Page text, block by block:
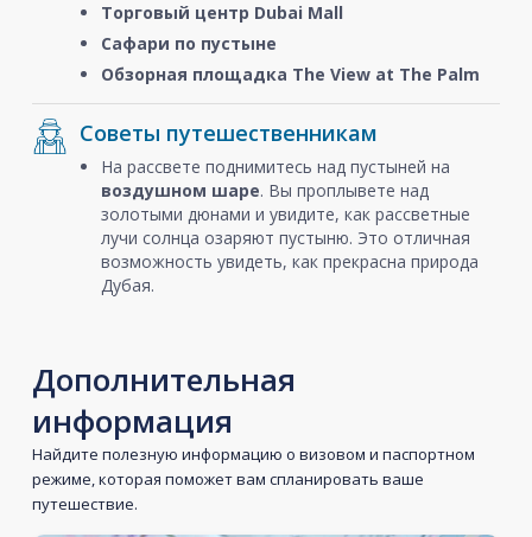
Торговый центр Dubai Mall
Сафари по пустыне
Обзорная площадка The View at The Palm
Советы путешественникам
На рассвете поднимитесь над пустыней на
воздушном шаре. Вы проплывете над
золотыми дюнами и увидите, как рассветные
лучи солнца озаряют пустыню. Это отличная
возможность увидеть, как прекрасна природа
Дубая.
Дополнительная
информация
Найдите полезную информацию о визовом и паспортном
режиме, которая поможет вам спланировать ваше
путешествие.